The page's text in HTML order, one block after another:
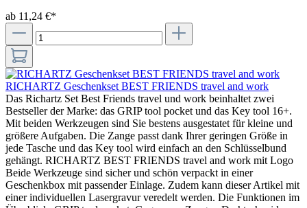
ab 11,24 €*
RICHARTZ Geschenkset BEST FRIENDS travel and work
Das Richartz Set Best Friends travel und work beinhaltet zwei
Bestseller der Marke: das GRIP tool pocket und das Key tool 16+.
Mit beiden Werkzeugen sind Sie bestens ausgestatet für kleine und
größere Aufgaben. Die Zange passt dank Ihrer geringen Größe in
jede Tasche und das Key tool wird einfach an den Schlüsselbund
gehängt. RICHARTZ BEST FRIENDS travel and work mit Logo
Beide Werkzeuge sind sicher und schön verpackt in einer
Geschenkbox mit passender Einlage. Zudem kann dieser Artikel mit
einer individuellen Lasergravur veredelt werden. Die Funktionen im